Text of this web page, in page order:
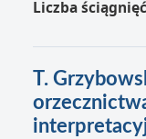
Liczba
T.